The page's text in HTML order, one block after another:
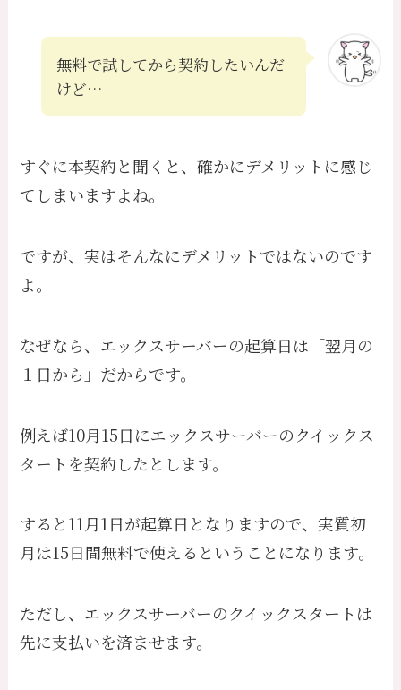
無料で試してから契約したいんだ
けど…
すぐに本契約と聞くと、確かにデメリットに感じ
てしまいますよね。
ですが、実はそんなにデメリットではないのです
よ。
なぜなら、エックスサーバーの起算日は「翌月の
１日から」だからです。
例えば10月15日にエックスサーバーのクイックス
タートを契約したとします。
すると11月1日が起算日となりますので、実質初
月は15日間無料で使えるということになります。
ただし、エックスサーバーのクイックスタートは
先に支払いを済ませます。